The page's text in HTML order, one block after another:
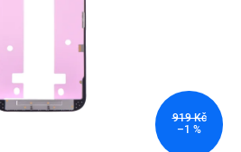
919 Kč
–1 %